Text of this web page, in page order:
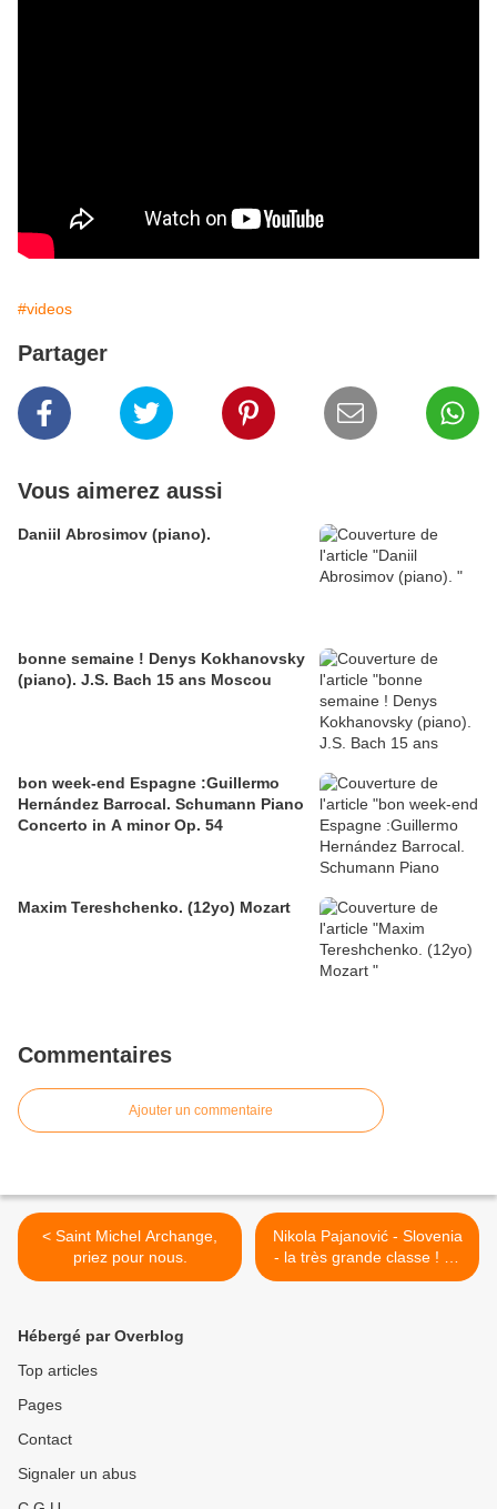
#videos
Partager
Vous aimerez aussi
Daniil Abrosimov (piano).
bonne semaine ! Denys Kokhanovsky
(piano). J.S. Bach 15 ans Moscou
bon week-end Espagne :Guillermo
Hernández Barrocal. Schumann Piano
Concerto in A minor Op. 54
Maxim Tereshchenko. (12yo) Mozart
Commentaires
Ajouter un commentaire
< Saint Michel Archange,
priez pour nous.
Nikola Pajanović - Slovenia
- la très grande classe ! 18
ans . >
Hébergé par Overblog
Top articles
Pages
Contact
Signaler un abus